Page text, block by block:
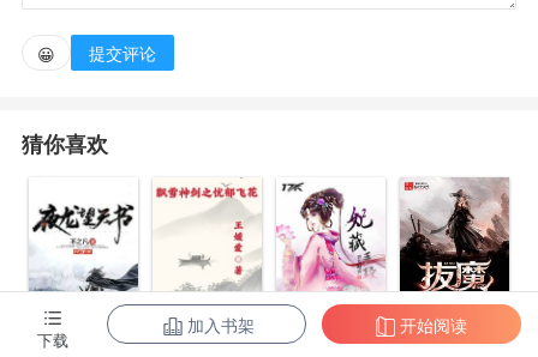
😀 提交评论
猜你喜欢
夜龙望天书 飘雪神剑之忧 妃藏手段
拔魔
下载
加入书架 开始阅读